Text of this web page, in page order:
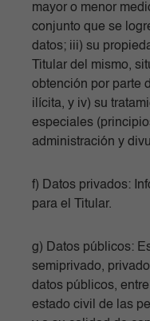
mayor o menor
conjunto que se
datos; iii) su
Titular del mismo,
obtención por parte
ilícita, y iv) su
especiales
administración y
f) Datos privados:
para el Titular.
g) Datos públicos:
semiprivado,
datos públicos,
estado civil de las